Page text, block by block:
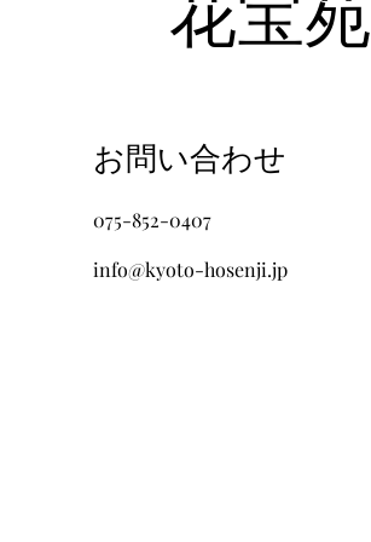
​お問い合わせ
075-852-0407
info@kyoto-hosenji.jp